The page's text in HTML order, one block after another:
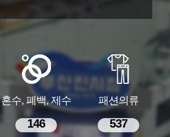
혼수, 폐백, 제수
146
패션의류
537